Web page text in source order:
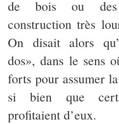
de bois ou des
construction très
On disait alors
dos», dans le sens
forts pour assumer
si bien que
profitaient d’eux.